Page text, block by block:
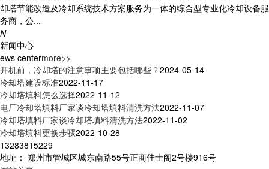
却塔节能改造及冷却系统技术方案服务为一体的综合型专业化冷却设备服
务商，公...
N
新闻中心
ews centermore>>
开机前，冷却塔的注意事项主要包括哪些？2024-05-14
冷却塔建设标准2022-11-17
冷却塔填料怎么选择2022-11-12
电厂冷却塔填料厂家谈冷却塔填料清洗方法2022-11-07
冷却塔填料厂家谈冷却塔填料清洗方法2022-11-02
冷却塔填料更换步骤2022-10-28
13283815229
地址： 郑州市管城区城东南路55号正商佳士阁2号楼916号